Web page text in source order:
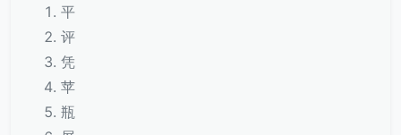
平
评
凭
苹
瓶